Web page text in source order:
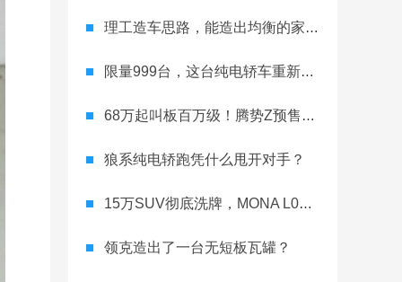
理工造车思路，能造出均衡的家用轿跑吗
限量999台，这台纯电轿车重新定义运动家用
68万起叫板百万级！腾势Z预售开启
狼系纯电轿跑凭什么甩开对手？
15万SUV彻底洗牌，MONA L03直接降维打击
领克造出了一台无短板瓦罐？